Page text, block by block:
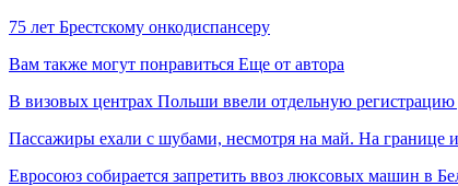
75 лет Брестскому онкодиспансеру
Вам также могут понравиться Еще от автора
В визовых центрах Польши ввели отдельную регистрацию
Пассажиры ехали с шубами, несмотря на май. На границе
Евросоюз собирается запретить ввоз люксовых машин в